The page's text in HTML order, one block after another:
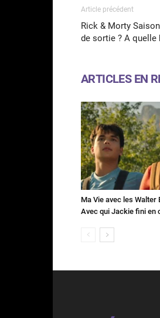
Article précédent
Rick & Morty
de sortie ? A quelle
ARTICLES EN
Ma Vie avec les Walter
Avec qui Jackie fini en